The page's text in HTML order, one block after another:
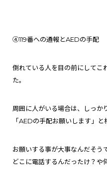
④119番への通報とAEDの手配
倒れている人を目の前にしてこ
た。
周囲に人がいる場合は、しっか
「AEDの手配お願いします」と
お願いする事が大事なんだそう
どこに電話するんだったけ？や